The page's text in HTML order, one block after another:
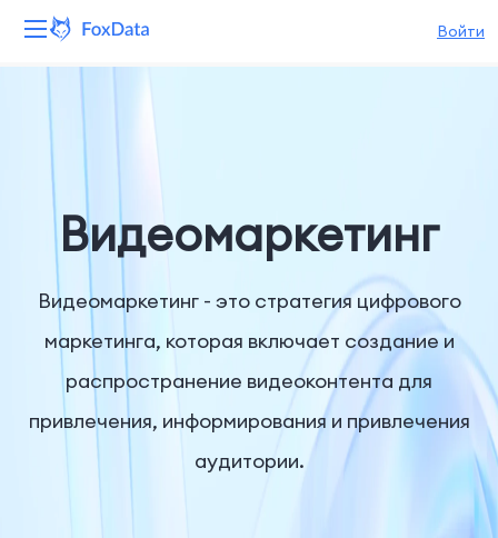
Войти
Решения
Ресурсы
Компания
Видеомаркетинг
Видеомаркетинг - это стратегия цифрового
маркетинга, которая включает создание и
распространение видеоконтента для
привлечения, информирования и привлечения
аудитории.